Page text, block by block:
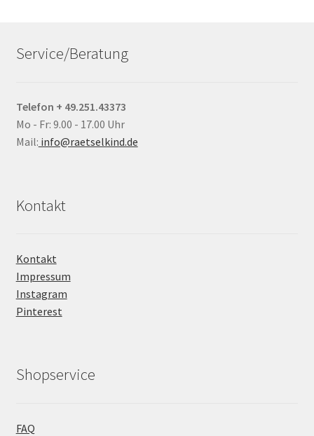
Service/Beratung
Telefon + 49.251.43373
Mo - Fr: 9.00 - 17.00 Uhr
Mail: info@raetselkind.de
Kontakt
Kontakt
Impressum
Instagram
Pinterest
Shopservice
FAQ